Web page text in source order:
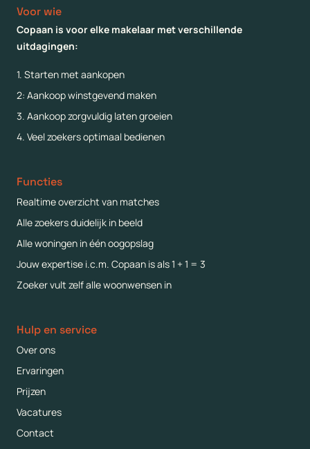
Voor wie
Copaan is voor elke makelaar met verschillende
uitdagingen:
1. Starten met aankopen
2: Aankoop winstgevend maken
3. Aankoop zorgvuldig laten groeien
4. Veel zoekers optimaal bedienen
Functies
Realtime overzicht van matches
Alle zoekers duidelijk in beeld
Alle woningen in één oogopslag
Jouw expertise i.c.m. Copaan is als 1 + 1 = 3
Zoeker vult zelf alle woonwensen in
Hulp en service
Over ons
Ervaringen
Prijzen
Vacatures
Contact